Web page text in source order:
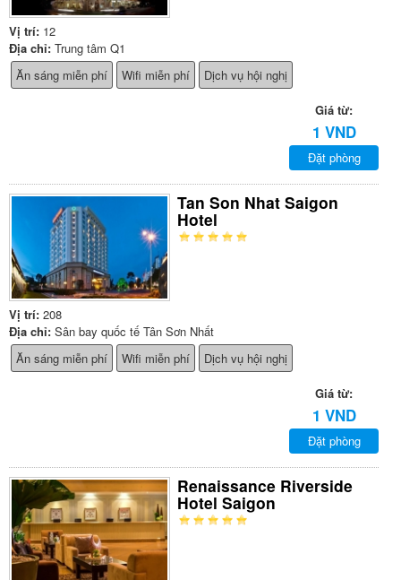
Vị trí: 12
Địa chỉ: Trung tâm Q1
Ăn sáng miễn phí
Wifi miễn phí Dịch vụ hội nghị
Giá từ:
1 VND
Đặt phòng
Tan Son Nhat Saigon
Hotel
Vị trí: 208
Địa chỉ: Sân bay quốc tế Tân Sơn Nhất
Ăn sáng miễn phí
Wifi miễn phí Dịch vụ hội nghị
Giá từ:
1 VND
Đặt phòng
Renaissance Riverside
Hotel Saigon